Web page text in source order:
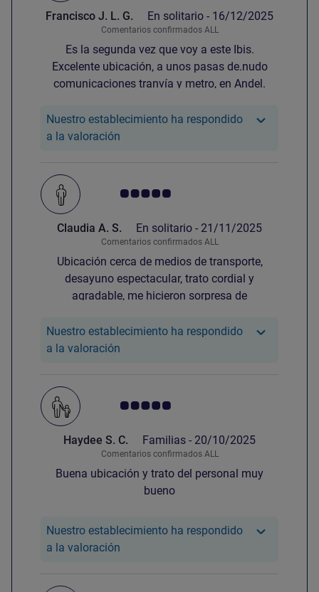
Francisco J. L. G. En solitario - 16/12/2025
Comentarios confirmados ALL
Es la segunda vez que voy a este Ibis.
Excelente ubicación, a unos pasas de.nudo
comunicaciones tranvía y metro, en Andel.
Nuestro establecimiento ha respondido
a la valoración
Nota de clientes de Avis 5.0/5
Claudia A. S. En solitario - 21/11/2025
Comentarios confirmados ALL
Ubicación cerca de medios de transporte,
desayuno espectacular, trato cordial y
agradable, me hicieron sorpresa de
turísticos y cómo moverme en la ciudad
Nuestro establecimiento ha respondido
a la valoración
Nota de clientes de Avis 5.0/5
Haydee S. C. Familias - 20/10/2025
Comentarios confirmados ALL
Buena ubicación y trato del personal muy
bueno
Nuestro establecimiento ha respondido
a la valoración